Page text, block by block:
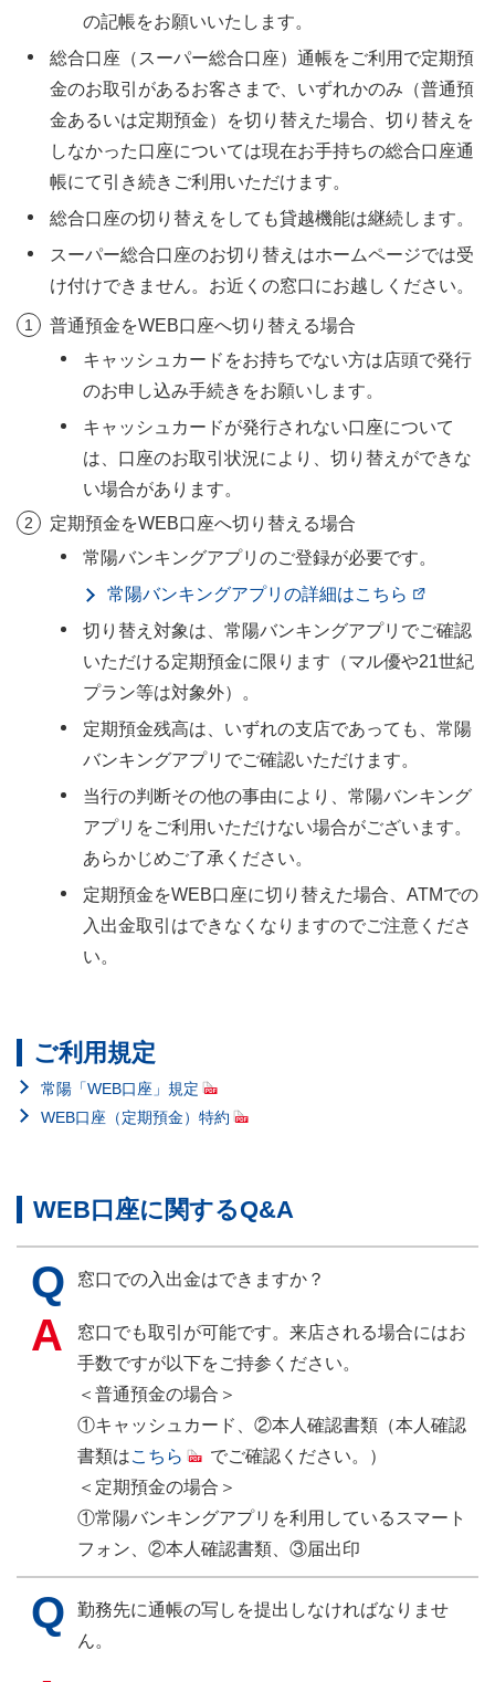
の記帳をお願いいたします。
総合口座（スーパー総合口座）通帳をご利用で定期預
金のお取引があるお客さまで、いずれかのみ（普通預
金あるいは定期預金）を切り替えた場合、切り替えを
しなかった口座については現在お手持ちの総合口座通
帳にて引き続きご利用いただけます。
総合口座の切り替えをしても貸越機能は継続します。
スーパー総合口座のお切り替えはホームページでは受
け付けできません。お近くの窓口にお越しください。
普通預金をWEB口座へ切り替える場合
キャッシュカードをお持ちでない方は店頭で発行
のお申し込み手続きをお願いします。
キャッシュカードが発行されない口座について
は、口座のお取引状況により、切り替えができな
い場合があります。
定期預金をWEB口座へ切り替える場合
常陽バンキングアプリのご登録が必要です。
常陽バンキングアプリの詳細はこちら
切り替え対象は、常陽バンキングアプリでご確認
いただける定期預金に限ります（マル優や21世紀
プラン等は対象外）。
定期預金残高は、いずれの支店であっても、常陽
バンキングアプリでご確認いただけます。
当行の判断その他の事由により、常陽バンキング
アプリをご利用いただけない場合がございます。
あらかじめご了承ください。
定期預金をWEB口座に切り替えた場合、ATMでの
入出金取引はできなくなりますのでご注意くださ
い。
ご利用規定
常陽「WEB口座」規定
WEB口座（定期預金）特約
WEB口座に関するQ&A
窓口での入出金はできますか？
窓口でも取引が可能です。来店される場合にはお
手数ですが以下をご持参ください。
＜普通預金の場合＞
①キャッシュカード、②本人確認書類（本人確認
書類はこちら
でご確認ください。）
＜定期預金の場合＞
①常陽バンキングアプリを利用しているスマート
フォン、②本人確認書類、③届出印
勤務先に通帳の写しを提出しなければなりませ
ん。